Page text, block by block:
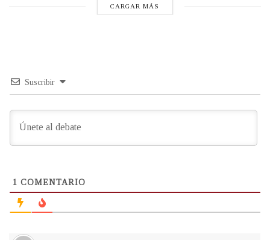
CARGAR MÁS
Suscribir
1 COMENTARIO